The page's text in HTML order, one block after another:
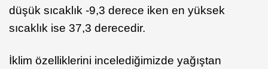
düşük sıcaklık -9,3 derece iken en yüksek
sıcaklık ise 37,3 derecedir.
İklim özelliklerini incelediğimizde yağıştan